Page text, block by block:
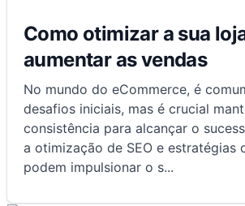
Como otimizar a sua
aumentar as vendas
No mundo do eCommerce, é
desafios iniciais, mas é crucial
consistência para alcançar o
a otimização de SEO e estratégias
podem impulsionar o s...